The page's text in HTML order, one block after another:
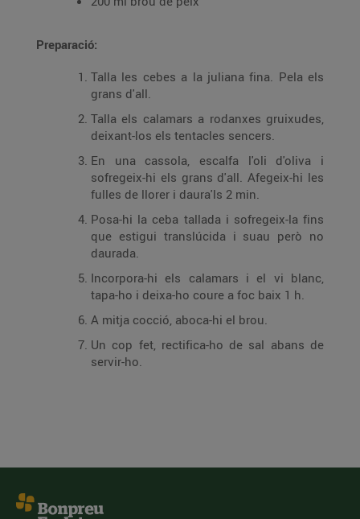
Preparació:
Talla les cebes a la juliana fina. Pela els
grans d'all.
Talla els calamars a rodanxes gruixudes,
deixant-los els tentacles sencers.
En una cassola, escalfa l'oli d'oliva i
sofregeix-hi els grans d'all. Afegeix-hi les
fulles de llorer i daura'ls 2 min.
Posa-hi la ceba tallada i sofregeix-la fins
que estigui translúcida i suau però no
daurada.
Incorpora-hi els calamars i el vi blanc,
tapa-ho i deixa-ho coure a foc baix 1 h.
A mitja cocció, aboca-hi el brou.
Un cop fet, rectifica-ho de sal abans de
servir-ho.